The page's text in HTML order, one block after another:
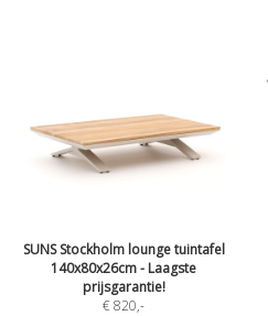
SUNS Stockholm lounge tuintafel
140x80x26cm - Laagste
prijsgarantie!
€ 820,-